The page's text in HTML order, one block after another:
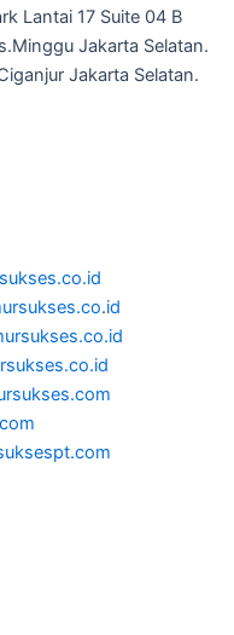
Lantai 17 Suite 04 B
Jakarta Selatan.
Jakarta Selatan.
.id
.id
.id